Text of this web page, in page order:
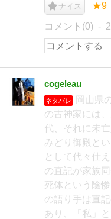
ナイス ★9
コメント(0)
cogeleau
ネタバレ
岡山県
の古神家には
代、それに未
みどり御殿と
として代々仕
の直記が家族
死体という陰
の語り手は直
あり、「私」